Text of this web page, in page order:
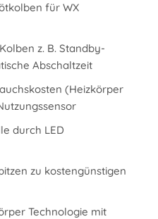
für WX
z. B. Standby-
Abschaltzeit
(Heizkörper
durch LED
zu kostengünstigen
Technologie mit